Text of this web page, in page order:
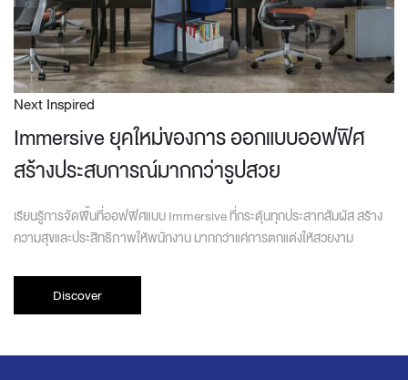
Next Inspired
Immersive ยุคใหม่ของการ ออกแบบออฟฟิศ
สร้างประสบการณ์มากกว่ารูปสวย
เรียนรู้การจัดพื้นที่ออฟฟิศแบบ Immersive ที่กระตุ้นทุกประสาทสัมผัส สร้าง
ความสุขและประสิทธิภาพให้พนักงาน มากกว่าแค่การตกแต่งให้สวยงาม
Discover